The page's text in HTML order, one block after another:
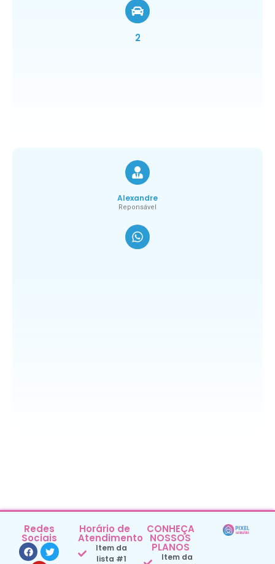
2
Alexandre
Reponsável
Redes
Sociais
Horário de
Atendimento
Item da
lista #1
CONHEÇA
NOSSOS
PLANOS
Item da